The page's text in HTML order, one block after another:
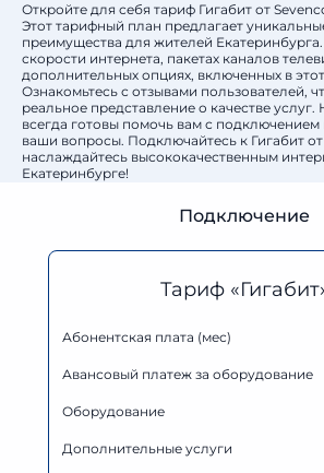
Откройте для себя тариф Гигабит от
Этот тарифный план предлагает
преимущества для жителей
скорости интернета, пакетах каналов
дополнительных опциях, включенных в
Ознакомьтесь с отзывами пользователей,
реальное представление о качестве
всегда готовы помочь вам с подключением
ваши вопросы. Подключайтесь к Гигабит
наслаждайтесь высококачественным
Екатеринбурге!
Подключение
Тариф
Абонентская плата (мес)
Авансовый платеж за оборудование
Оборудование
Дополнительные услуги